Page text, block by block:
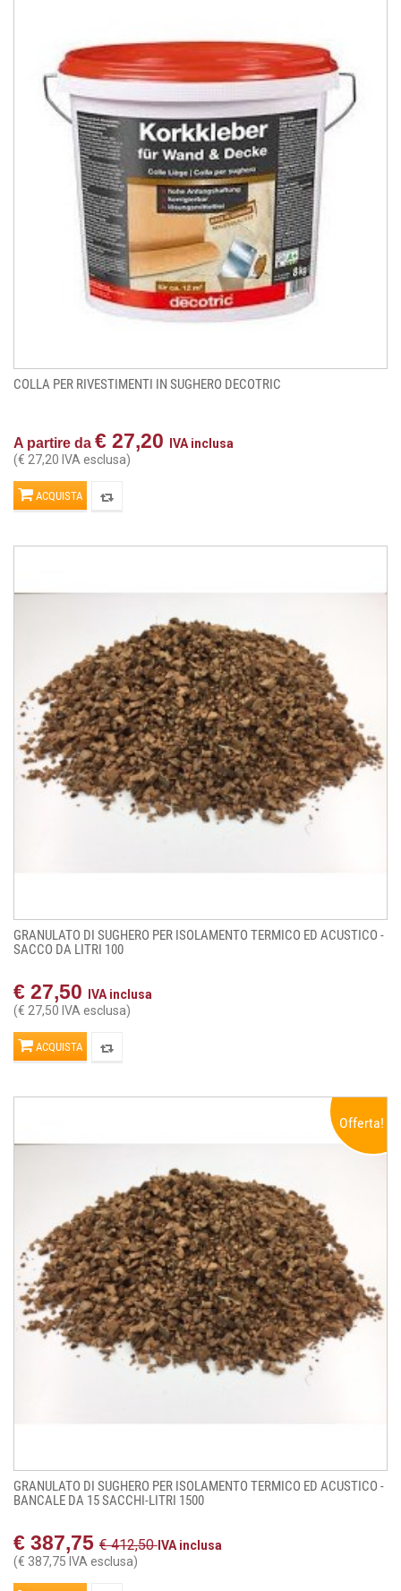
COLLA PER RIVESTIMENTI IN SUGHERO DECOTRIC
A partire da € 27,20
IVA inclusa
(€ 27,20 IVA esclusa)
ACQUISTA
GRANULATO DI SUGHERO PER ISOLAMENTO TERMICO ED ACUSTICO -
SACCO DA LITRI 100
€ 27,50
IVA inclusa
(€ 27,50 IVA esclusa)
ACQUISTA
Offerta!
GRANULATO DI SUGHERO PER ISOLAMENTO TERMICO ED ACUSTICO -
BANCALE DA 15 SACCHI-LITRI 1500
€ 387,75 € 412,50 IVA inclusa
(€ 387,75 IVA esclusa)